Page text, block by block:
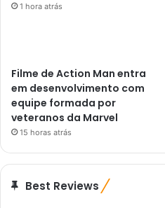
1 hora atrás
Filme de Action Man entra
em desenvolvimento com
equipe formada por
veteranos da Marvel
15 horas atrás
Best Reviews